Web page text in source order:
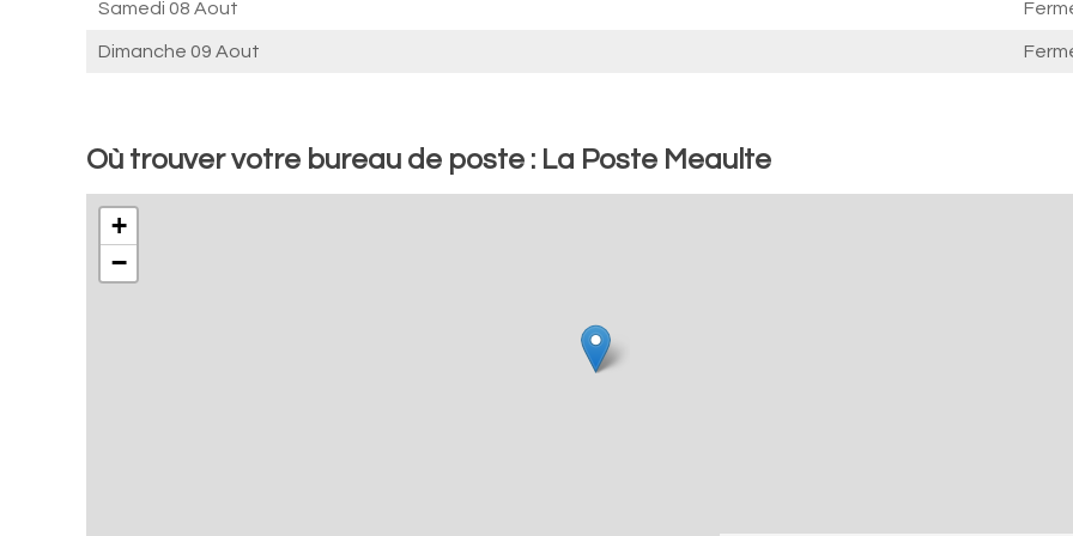
Samedi 08 Aout
Dimanche 09 Aout
Où trouver votre bureau de poste : La Poste Meaulte
+
−